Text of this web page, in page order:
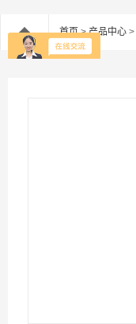
首页>产品中心 >